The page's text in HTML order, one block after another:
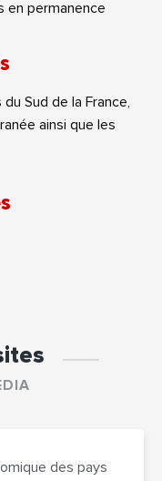
en permanence
Sud de la France,
ainsi que les
des pays